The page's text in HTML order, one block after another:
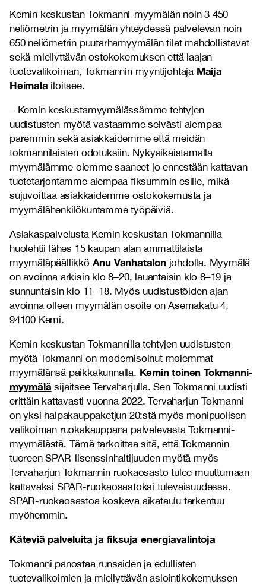
Kemin keskustan Tokmanni-myymälän noin 3 450
neliömetrin ja myymälän yhteydessä palvelevan noin
650 neliömetrin puutarhamyymälän tilat mahdollistavat
sekä miellyttävän ostokokemuksen että laajan
tuotevalikoiman, Tokmannin myyntijohtaja Maija
Heimala iloitsee.
– Kemin keskustamyymälässämme tehtyjen
uudistusten myötä vastaamme selvästi aiempaa
paremmin sekä asiakkaidemme että meidän
tokmannilaisten odotuksiin. Nykyaikaistamalla
myymälämme olemme saaneet jo ennestään kattavan
tuotetarjontamme aiempaa fiksummin esille, mikä
sujuvoittaa asiakkaidemme ostokokemusta ja
myymälähenkilökuntamme työpäiviä.
Asiakaspalvelusta Kemin keskustan Tokmannilla
huolehtii lähes 15 kaupan alan ammattilaista
myymäläpäällikkö Anu Vanhatalonjohdolla. Myymälä
on avoinna arkisin klo 8–20, lauantaisin klo 8–19 ja
sunnuntaisin klo 11–18. Myös uudistustöiden ajan
avoinna olleen myymälän osoite on Asemakatu 4,
94100 Kemi.
Kemin keskustan Tokmannilla tehtyjen uudistusten
myötä Tokmanni on modernisoinut molemmat
myymälänsä paikkakunnalla. Kemin toinen Tokmanni-
myymälä sijaitsee Tervaharjulla. Sen Tokmanni uudisti
erittäin kattavasti vuonna 2022. Tervaharjun Tokmanni
on yksi halpakauppaketjun 20:stä myös monipuolisen
valikoiman ruokakauppana palvelevasta Tokmanni-
myymälästä. Tämä tarkoittaa sitä, että Tokmannin
tuoreen SPAR-lisenssinhaltijuuden myötä myös
Tervaharjun Tokmannin ruokaosasto tulee muuttumaan
kattavaksi SPAR-ruokaosastoksi tulevaisuudessa.
SPAR-ruokaosastoa koskeva aikataulu tarkentuu
myöhemmin.
Käteviä palveluita ja fiksuja energiavalintoja
Tokmanni panostaa runsaiden ja edullisten
tuotevalikoimien ja miellyttävän asiointikokemuksen